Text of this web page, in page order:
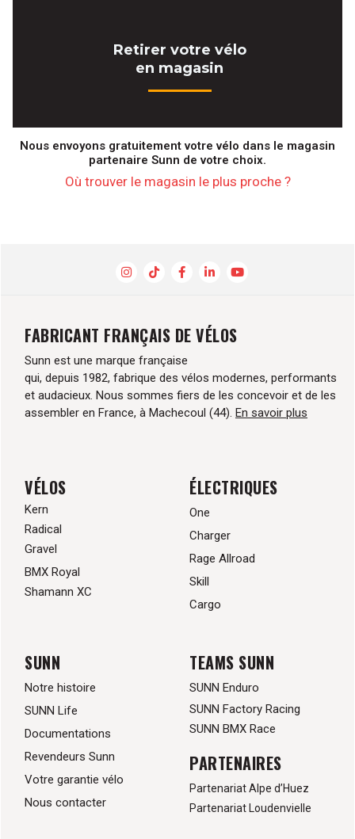
Retirer votre vélo
en magasin
Nous envoyons gratuitement votre vélo dans le magasin
partenaire Sunn de votre choix.
Où trouver le magasin le plus proche ?
FABRICANT FRANÇAIS DE VÉLOS
Sunn est une marque française
qui, depuis 1982, fabrique des vélos modernes, performants
et audacieux. Nous sommes fiers de les concevoir et de les
assembler en France, à Machecoul (44). En savoir plus
VÉLOS
Kern
Radical
Gravel
BMX Royal
Shamann XC
ÉLECTRIQUES
One
Charger
Rage Allroad
Skill
Cargo
SUNN
Notre histoire
SUNN Life
Documentations
Revendeurs Sunn
Votre garantie vélo
Nous contacter
TEAMS SUNN
SUNN Enduro
SUNN Factory Racing
SUNN BMX Race
PARTENAIRES
Partenariat Alpe d’Huez
Partenariat Loudenvielle